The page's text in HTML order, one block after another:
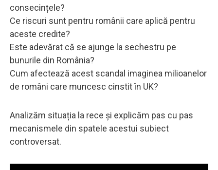
consecințele?
Ce riscuri sunt pentru românii care aplică pentru
aceste credite?
Este adevărat că se ajunge la sechestru pe
bunurile din România?
Cum afectează acest scandal imaginea milioanelor
de români care muncesc cinstit în UK?
Analizăm situația la rece și explicăm pas cu pas
mecanismele din spatele acestui subiect
controversat.